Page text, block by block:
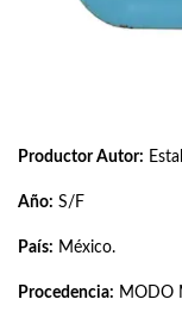
Productor Autor:
Año: S/F
País: México.
Procedencia: MODO